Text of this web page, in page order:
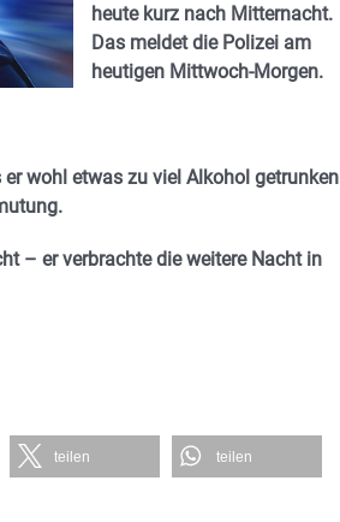
heute kurz nach Mitternacht.
Das meldet die Polizei am
heutigen Mittwoch-Morgen.
wohl etwas zu viel Alkohol getrunken
– er verbrachte die weitere Nacht in
teilen teilen